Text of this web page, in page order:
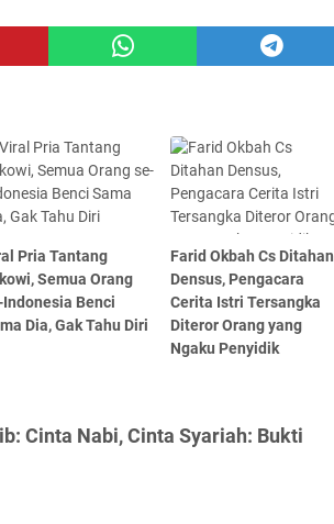
Pria Tantang
Semua Orang
Indonesia Benci
Dia, Gak Tahu Diri
Farid Okbah Cs Ditahan
Densus, Pengacara
Cerita Istri Tersangka
Diteror Orang yang
Ngaku Penyidik
Cinta Nabi, Cinta Syariah: Bukti